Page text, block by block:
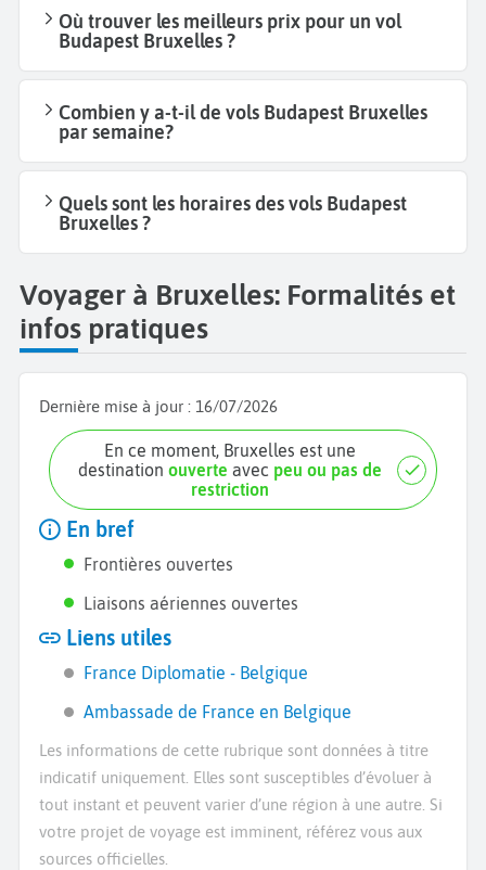
Où trouver les meilleurs prix pour un vol
Budapest Bruxelles ?
Combien y a-t-il de vols Budapest Bruxelles
par semaine?
Quels sont les horaires des vols Budapest
Bruxelles ?
Voyager à Bruxelles: Formalités et
infos pratiques
Dernière mise à jour : 16/07/2026
En ce moment, Bruxelles est une
destinationouverte avec peu ou pas de
restriction
En bref
Frontières ouvertes
Liaisons aériennes ouvertes
Liens utiles
France Diplomatie - Belgique
Ambassade de France en Belgique
Les informations de cette rubrique sont données à titre
indicatif uniquement. Elles sont susceptibles d’évoluer à
tout instant et peuvent varier d’une région à une autre. Si
votre projet de voyage est imminent, référez vous aux
sources officielles.